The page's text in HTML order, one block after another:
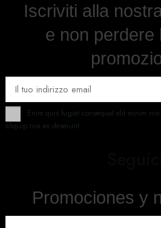
Promociones y
Iscriviti alla
e non perdere
Enim quis fugiat consequat elit minim
aliquip nisi ex deserunt.